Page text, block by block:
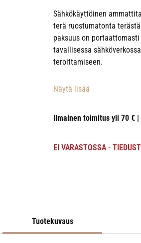
Sähkökäyttöinen
terä ruostumatonta
paksuus on
tavallisessa
teroittamiseen.
Näytä lisää
Ilmainen toimitus yli 70 €
EI VARASTOSSA -
Tuotekuvaus